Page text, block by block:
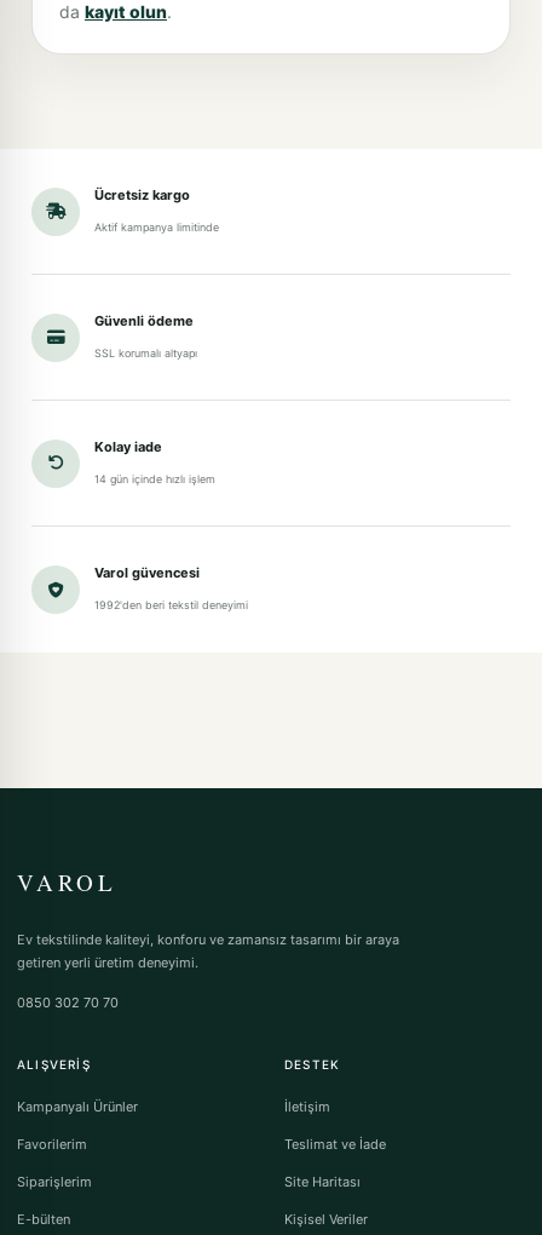
da kayıt olun.
Ücretsiz kargo
Aktif kampanya limitinde
Güvenli ödeme
SSL korumalı altyapı
Kolay iade
14 gün içinde hızlı işlem
Varol güvencesi
1992'den beri tekstil deneyimi
VAROL
Ev tekstilinde kaliteyi, konforu ve zamansız tasarımı bir araya
getiren yerli üretim deneyimi.
0850 302 70 70
ALIŞVERIŞ
Kampanyalı Ürünler
Favorilerim
Siparişlerim
E-bülten
DESTEK
İletişim
Teslimat ve İade
Site Haritası
Kişisel Veriler